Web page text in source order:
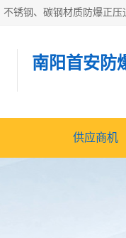
南阳首安防
供应商机